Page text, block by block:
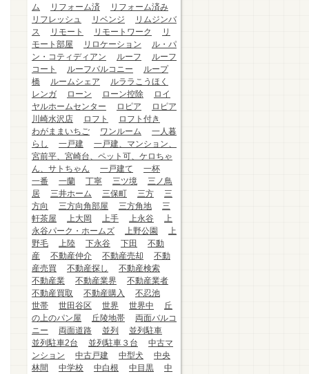
ム
リフォーム済
リフォーム済み
リフレッシュ
リベンジ
リムジンバ
ス
リモート リモートワーク
リ
モート部屋
リロケーション
ル・パ
ン・コティディアン
ルーフ
ルーフ
コート
ルーフバルコニー
ループ
橋
ルームシェア
ルララこうほく
レンガ
ローン ローン控除
ロイ
ヤルホームセンター
ロピア
ロピア
川崎水沢店
ロフト
ロフト付き
わがままいちご
ワンルーム
一人暮
らし
一戸建
一戸建、マンション、
宮前平、宮崎台、ペット可、ケロちゃ
ん、サトちゃん
一戸建て
一杯
一番
一蘭 丁寧 三ツ境
三ノ鳥
居
三井ホーム 三保町 三方
三
方向
三方向角部屋 三方角地
三
軒茶屋
上大岡 上手 上永谷
上
永谷パーク・ホームズ
上野公園
上
野毛
上陸 下永谷 下田
不動
産
不動産仲介 不動産売却
不動
産売買
不動産探し
不動産検索
不動産業
不動産業界
不動産業者
不動産買取
不動産購入
不忍池
世帯
世田谷区 世界 世界中
丘
の上のパン屋
丘陵地帯
両面バルコ
ニー
両面道路 並列
並列駐車
並列駐車2台
並列駐車３台
中古マ
ンション
中古戸建 中型犬
中央
林間
中学校 中白根 中目黒
中